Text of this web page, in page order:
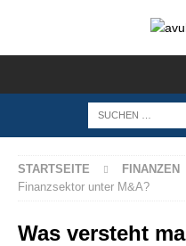
STARTSEITE FINANZEN
Finanzsektor unter M&A?
Was versteht